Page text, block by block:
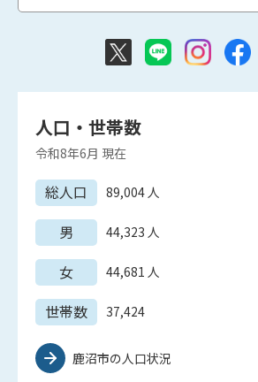
人口・世帯数
令和8年6月 現在
総人口 89,004人
男 44,323 人
女 44,681 人
世帯数 37,424
鹿沼市の人口状況